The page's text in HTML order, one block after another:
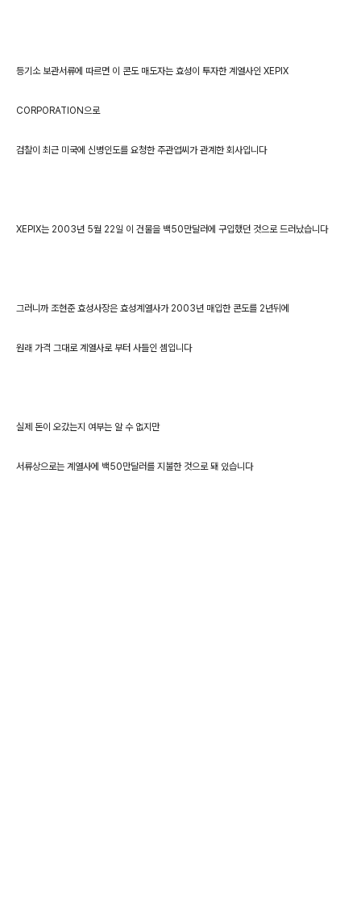
등기소 보관서류에 따르면 이 콘도 매도자는 효성이 투자한 계열사인 XEPIX
CORPORATION으로
검찰이 최근 미국에 신병인도를 요청한 주관엽씨가 관계한 회사입니다
XEPIX는 2003년 5월 22일 이 건물을 백50만달러에 구입했던 것으로 드러났습니다
그러니까 조현준 효성사장은 효성계열사가 2003년 매입한 콘도를 2년뒤에
원래 가격 그대로 계열사로 부터 사들인 셈입니다
실제 돈이 오갔는지 여부는 알 수 없지만
서류상으로는 계열사에 백50만달러를 지불한 것으로 돼 있습니다